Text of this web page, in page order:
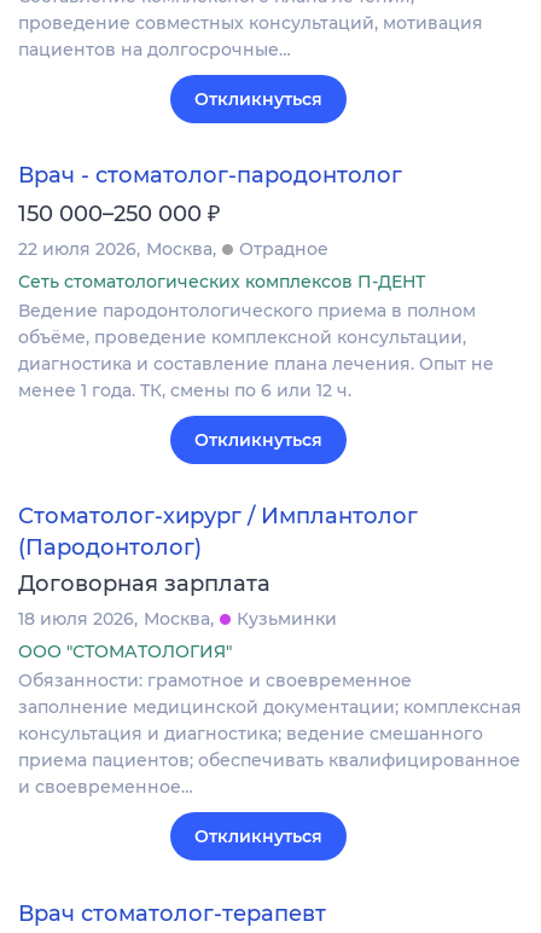
проведение совместных консультаций, мотивация
пациентов на долгосрочные…
Откликнуться
Врач - стоматолог-пародонтолог
150 000–250 000 ₽
22 июля 2026 Москва
Отрадное
Сеть стоматологических комплексов П-ДЕНТ
Ведение пародонтологического приема в полном
объёме, проведение комплексной консультации,
диагностика и составление плана лечения. Опыт не
менее 1 года. ТК, смены по 6 или 12 ч.
Откликнуться
Стоматолог-хирург / Имплантолог
(Пародонтолог)
Договорная зарплата
18 июля 2026 Москва
Кузьминки
ООО "СТОМАТОЛОГИЯ"
Обязанности: грамотное и своевременное
заполнение медицинской документации; комплексная
консультация и диагностика; ведение смешанного
приема пациентов; обеспечивать квалифицированное
и своевременное…
Откликнуться
Врач стоматолог-терапевт